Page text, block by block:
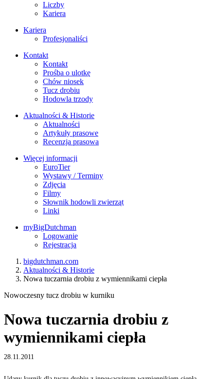
Liczby
Kariera
Kariera
Profesjonaliści
Kontakt
Kontakt
Prośba o ulotkę
Chów niosek
Tucz drobiu
Hodowla trzody
Aktualności & Historie
Aktualności
Artykuły prasowe
Recenzja prasowa
Więcej informacji
EuroTier
Wystawy / Terminy
Zdjęcia
Filmy
Słownik hodowli zwierząt
Linki
myBigDutchman
Logowanie
Rejestracja
bigdutchman.com
Aktualności & Historie
Nowa tuczarnia drobiu z wymiennikami ciepła
Nowoczesny tucz drobiu w kurniku
Nowa tuczarnia drobiu z
wymiennikami ciepła
28.11.2011